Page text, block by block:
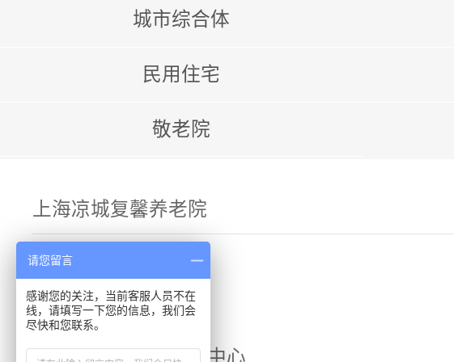
城市综合体
民用住宅
敬老院
上海凉城复馨养老院
上海宝山区老年活动中心
请您留言
感谢您的关注，当前客服人员不在
线，请填写一下您的信息，我们会
尽快和您联系。